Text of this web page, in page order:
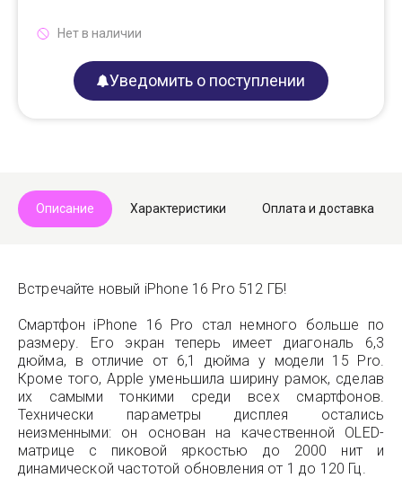
Нет в наличии
Уведомить о поступлении
Описание Характеристики Оплата и доставка
Встречайте новый iPhone 16 Pro 512 ГБ!
Смартфон iPhone 16 Pro стал немного больше по
размеру. Его экран теперь имеет диагональ 6,3
дюйма, в отличие от 6,1 дюйма у модели 15 Pro.
Кроме того, Apple уменьшила ширину рамок, сделав
их самыми тонкими среди всех смартфонов.
Технически параметры дисплея остались
неизменными: он основан на качественной OLED-
матрице с пиковой яркостью до 2000 нит и
динамической частотой обновления от 1 до 120 Гц.